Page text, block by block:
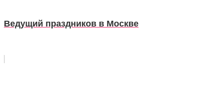
Ведущий праздников в Москве